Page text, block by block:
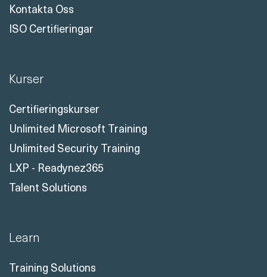
Kontakta Oss
ISO Certifieringar
Kurser
Certifieringskurser
Unlimited Microsoft Training
Unlimited Security Training
LXP - Readynez365
Talent Solutions
Learn
Training Solutions